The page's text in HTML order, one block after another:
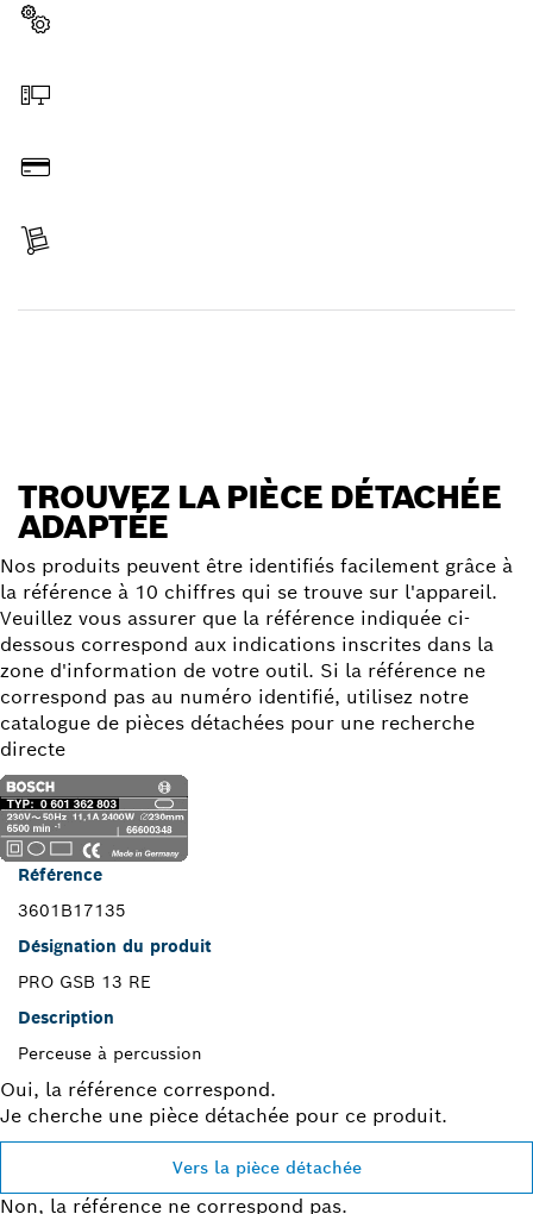
TROUVEZ LA PIÈCE DÉTACHÉE
ADAPTÉE
Nos produits peuvent être identifiés facilement grâce à
la référence à 10 chiffres qui se trouve sur l'appareil.
Veuillez vous assurer que la référence indiquée ci-
dessous correspond aux indications inscrites dans la
zone d'information de votre outil. Si la référence ne
correspond pas au numéro identifié, utilisez notre
catalogue de pièces détachées pour une recherche
directe
Référence
3601B17135
Désignation du produit
PRO GSB 13 RE
Description
Perceuse à percussion
Oui, la référence correspond.
Je cherche une pièce détachée pour ce produit.
Vers la pièce détachée
Non, la référence ne correspond pas.